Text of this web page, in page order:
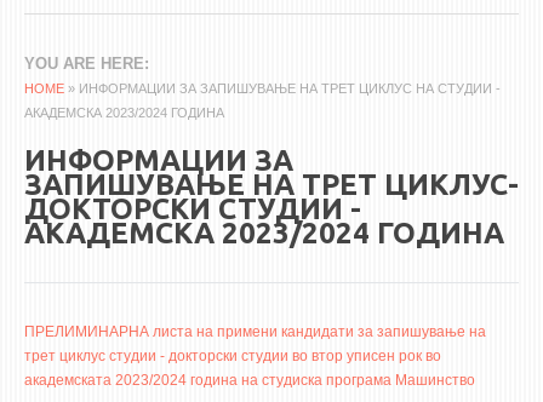
ПЕНЗИОНИРАН КАДАР
IN MEMORIAM
СТУДИИ
I ЦИКЛУС - ДОДИПЛОМСКИ
II ЦИКЛУС - ПОСЛЕДИПЛОМСКИ
III ЦИКЛУС - ДОКТОРСКИ
ЕКВИВАЛЕНЦИИ ОД СТАРИ СТУДИСКИ ПРОГРАМИ
YOU ARE HERE
HOME » ИНФОРМАЦИИ ЗА ЗАПИШУВАЊЕ НА ТРЕТ ЦИКЛУС НА СТУДИИ -
АКАДЕМСКА 2023/2024 ГОДИНА
ИНФОРМАЦИИ ЗА
ЗАПИШУВАЊЕ НА ТРЕТ ЦИКЛУС-
ДОКТОРСКИ СТУДИИ -
АКАДЕМСКА 2023/2024 ГОДИНА
ПРЕЛИМИНАРНА листа на примени кандидати за запишување на
трет циклус студии - докторски студии во втор уписен рок во
академската 2023/2024 година на студиска програма Машинство